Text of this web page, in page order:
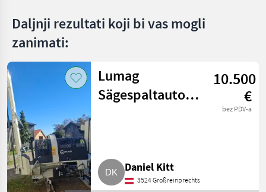
Daljnji rezultati koji bi vas mogli
zanimati:
Lumag
Sägespaltautomat
10.500
€
bez PDV-a
Daniel Kitt
3524 Großreinprechts